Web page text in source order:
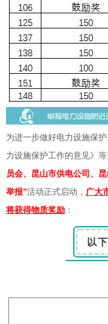
为进一步做好电力设施保
力设施保护工作的意见》等
员会、昆山市供电公司、
举报”活动正式启动， 广大
将获得物质奖励 ：
以